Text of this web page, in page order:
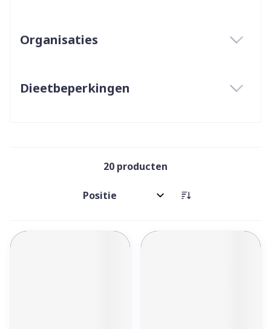
Organisaties
Dieetbeperkingen
20 producten
Sorteer op: